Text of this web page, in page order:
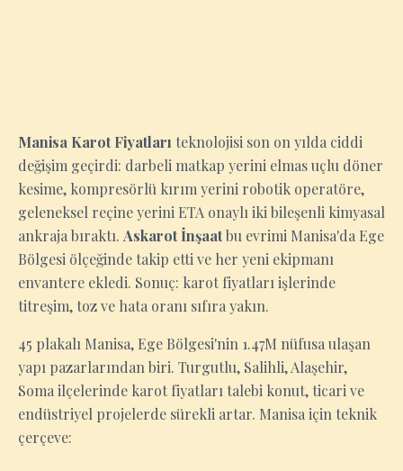
Manisa Karot Fiyatları teknolojisi son on yılda ciddi
değişim geçirdi: darbeli matkap yerini elmas uçlu döner
kesime, kompresörlü kırım yerini robotik operatöre,
geleneksel reçine yerini ETA onaylı iki bileşenli kimyasal
ankraja bıraktı. Askarot İnşaatbu evrimi Manisa'da Ege
Bölgesi ölçeğinde takip etti ve her yeni ekipmanı
envantere ekledi. Sonuç: karot fiyatları işlerinde
titreşim, toz ve hata oranı sıfıra yakın.
45 plakalı Manisa, Ege Bölgesi'nin 1.47M nüfusa ulaşan
yapı pazarlarından biri. Turgutlu, Salihli, Alaşehir,
Soma ilçelerinde karot fiyatları talebi konut, ticari ve
endüstriyel projelerde sürekli artar. Manisa için teknik
çerçeve: